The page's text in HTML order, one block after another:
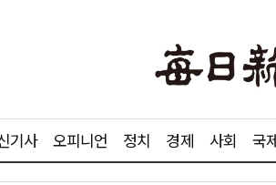
기사 오피니언 정치 경제 사회 국